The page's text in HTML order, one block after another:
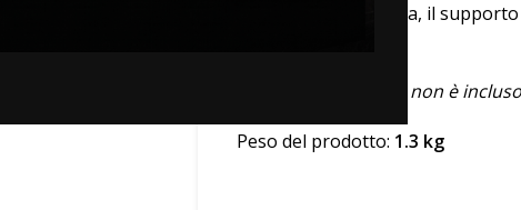
senza alcuna modifica, il
Il serbatoio RotoPax non è
Peso del prodotto: 1.3 kg